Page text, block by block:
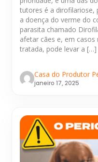
tutores é a dirofilariose,
a doença do verme do
parasita chamado
afetar cães e, em casos
tratada, pode levar a […]
Casa do Produtor
janeiro 17, 2025